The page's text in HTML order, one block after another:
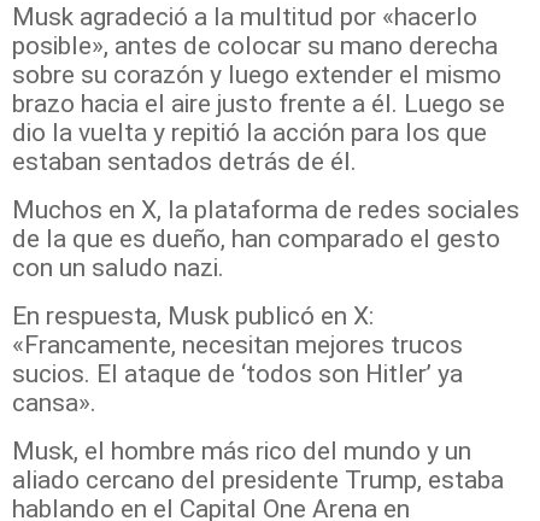
Musk agradeció a la multitud por «hacerlo
posible», antes de colocar su mano derecha
sobre su corazón y luego extender el mismo
brazo hacia el aire justo frente a él. Luego se
dio la vuelta y repitió la acción para los que
estaban sentados detrás de él.
Muchos en X, la plataforma de redes sociales
de la que es dueño, han comparado el gesto
con un saludo nazi.
En respuesta, Musk publicó en X:
«Francamente, necesitan mejores trucos
sucios. El ataque de ‘todos son Hitler’ ya
cansa».
Musk, el hombre más rico del mundo y un
aliado cercano del presidente Trump, estaba
hablando en el Capital One Arena en